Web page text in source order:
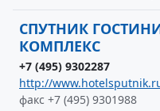
СПУТНИК
КОМПЛЕКС
+7 (495) 9302287
http://
факс +7 (495) 9301988